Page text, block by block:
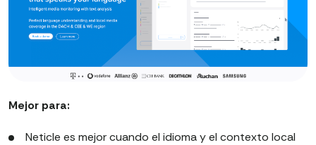
Mejor para:
Neticle es mejor cuando el idioma y el contexto local